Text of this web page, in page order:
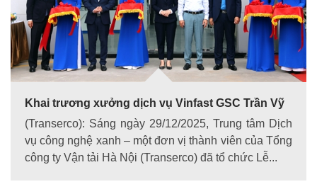
Khai trương xưởng dịch vụ Vinfast GSC Trần Vỹ
(Transerco): Sáng ngày 29/12/2025, Trung tâm Dịch
vụ công nghệ xanh – một đơn vị thành viên của Tổng
công ty Vận tải Hà Nội (Transerco) đã tổ chức Lễ...